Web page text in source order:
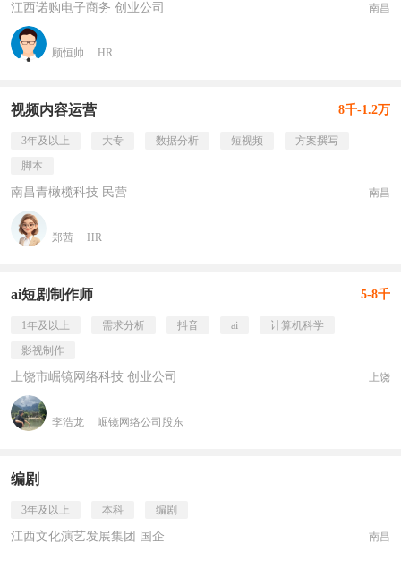
江西诺购电子商务 创业公司 南昌
顾恒帅 HR
视频内容运营 8千-1.2万
3年及以上 大专 数据分析 短视频
方案撰写
脚本
南昌青橄榄科技 民营 南昌
郑茜 HR
ai短剧制作师 5-8千
1年及以上 需求分析 抖音 ai
计算机科学
影视制作
上饶市崛镜网络科技 创业公司 上饶
李浩龙 崛镜网络公司股东
编剧
3年及以上 本科 编剧
江西文化演艺发展集团 国企 南昌